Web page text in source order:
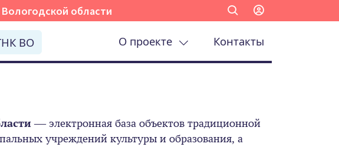
области
ВО О проекте Контакты
— электронная база объектов традиционной
учреждений культуры и образования, а